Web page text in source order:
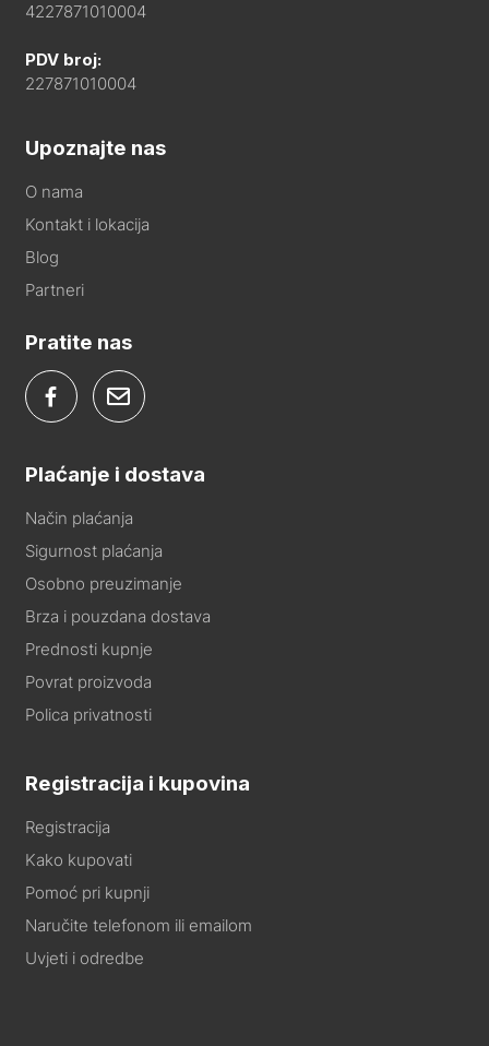
4227871010004
PDV broj:
227871010004
Upoznajte nas
O nama
Kontakt i lokacija
Blog
Partneri
Pratite nas
Plaćanje i dostava
Način plaćanja
Sigurnost plaćanja
Osobno preuzimanje
Brza i pouzdana dostava
Prednosti kupnje
Povrat proizvoda
Polica privatnosti
Registracija i kupovina
Registracija
Kako kupovati
Pomoć pri kupnji
Naručite telefonom ili emailom
Uvjeti i odredbe